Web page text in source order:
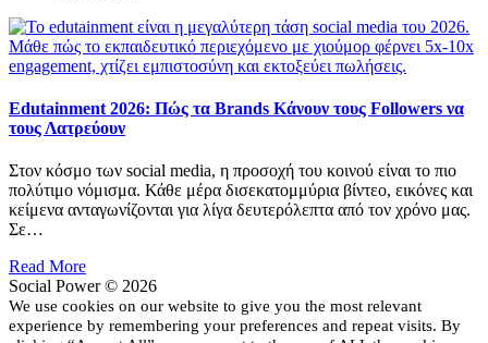
Edutainment 2026: Πώς τα Brands Κάνουν τους Followers να
τους Λατρεύουν
Στον κόσμο των social media, η προσοχή του κοινού είναι το πιο
πολύτιμο νόμισμα. Κάθε μέρα δισεκατομμύρια βίντεο, εικόνες και
κείμενα ανταγωνίζονται για λίγα δευτερόλεπτα από τον χρόνο μας.
Σε…
Read More
Social Power © 2026
We use cookies on our website to give you the most relevant
experience by remembering your preferences and repeat visits. By